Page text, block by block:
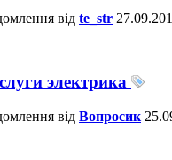
від te_str
электрика
від Вопросик